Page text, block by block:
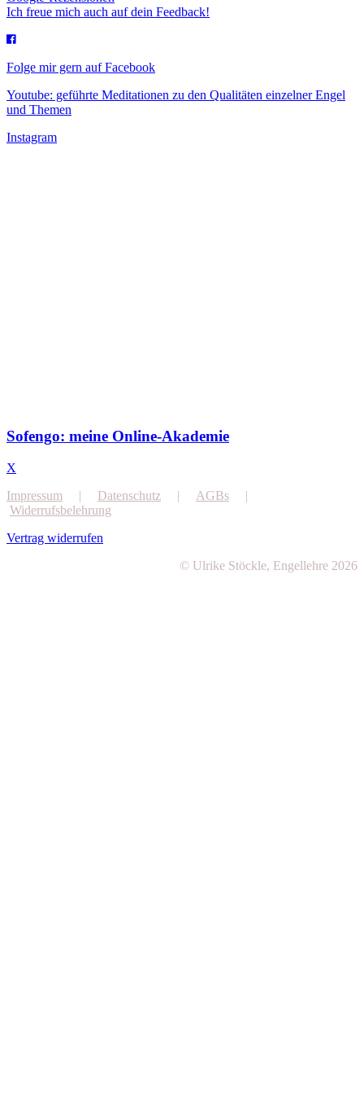
Ich freue mich auch auf dein Feedback!
Folge mir gern auf Facebook
Youtube: geführte Meditationen zu den Qualitäten einzelner Engel
und Themen
Instagram
Sofengo: meine Online-Akademie
X
Impressum | Datenschutz | AGBs |
Widerrufsbelehrung
Vertrag widerrufen
© Ulrike Stöckle, Engellehre 2026